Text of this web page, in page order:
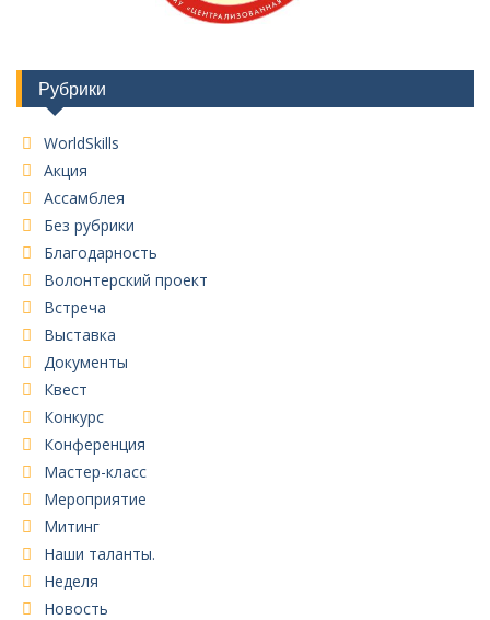
Рубрики
WorldSkills
Акция
Ассамблея
Без рубрики
Благодарность
Волонтерский проект
Встреча
Выставка
Документы
Квест
Конкурс
Конференция
Мастер-класс
Мероприятие
Митинг
Наши таланты.
Неделя
Новость